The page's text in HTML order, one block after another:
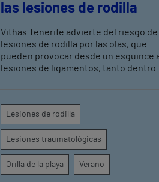
las lesiones de rodilla
Vithas Tenerife advierte del riesgo de
lesiones de rodilla por las olas, que
pueden provocar desde un esguince
lesiones de ligamentos, tanto dentro
Lesiones de rodilla
Lesiones traumatológicas
Orilla de la playa Verano